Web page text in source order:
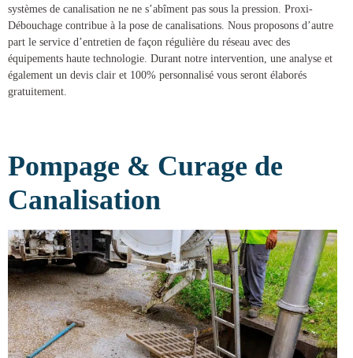
systèmes de canalisation ne ne s’abîment pas sous la pression. Proxi-
Débouchage contribue à la pose de canalisations. Nous proposons d’autre
part le service d’entretien de façon régulière du réseau avec des
équipements haute technologie. Durant notre intervention, une analyse et
également un devis clair et 100% personnalisé vous seront élaborés
gratuitement.
Pompage & Curage de
Canalisation